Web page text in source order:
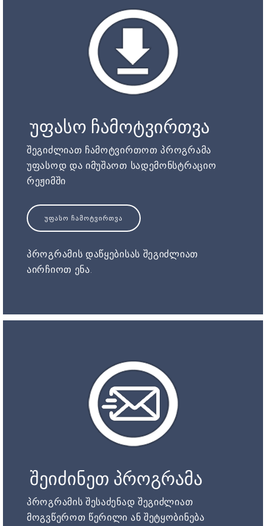
უფასო ჩამოტვირთვა
შეგიძლიათ ჩამოტვირთოთ პროგრამა
უფასოდ და იმუშაოთ სადემონსტრაციო
რეჟიმში
ᲣᲤᲐᲡᲝ ᲩᲐᲛᲝᲢᲕᲘᲠᲗᲕᲐ
პროგრამის დაწყებისას შეგიძლიათ
აირჩიოთ ენა.
შეიძინეთ პროგრამა
პროგრამის შესაძენად შეგიძლიათ
მოგვწეროთ წერილი ან შეტყობინება